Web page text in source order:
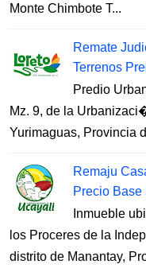
Monte Chimbote T...
Remate
Terrenos
Predio
Mz. 9, de la
Yurimaguas, Provincia
Remaju
Precio Base
Inmueble
los Proceres de la
distrito de Manantay,